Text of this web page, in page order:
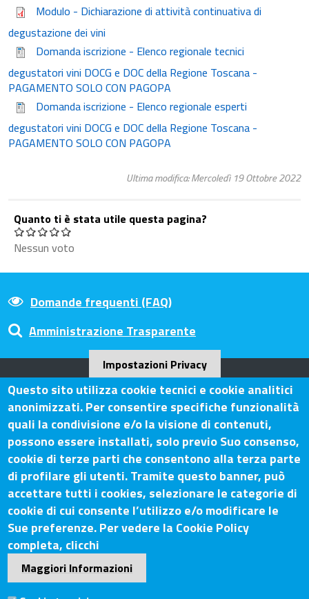
Modulo - Dichiarazione di attività continuativa di
degustazione dei vini
Domanda iscrizione - Elenco regionale tecnici
degustatori vini DOCG e DOC della Regione Toscana -
PAGAMENTO SOLO CON PAGOPA
Domanda iscrizione - Elenco regionale esperti
degustatori vini DOCG e DOC della Regione Toscana -
PAGAMENTO SOLO CON PAGOPA
Ultima modifica: Mercoledì 19 Ottobre 2022
Quanto ti è stata utile questa pagina?
Nessun voto
Domande frequenti (FAQ)
Amministrazione Trasparente
Camera di Commercio Arezzo-
Siena
Contatti
Sede Legale: Via Lazzaro Spallanzani, 25 – 52100 Arezzo
Sede Secondaria: Piazza Giacomo Matteotti, 30 - 53100
Siena
Tel. Sede Legale: 0575/3030
Tel. Sede Secondaria: 0577/202511
Impostazioni Privacy
Questo sito utilizza cookie tecnici e cookie analitici
anonimizzati. Per consentire specifiche funzionalità
quali la condivisione e/o la visione di contenuti,
possono essere installati, solo previo Suo consenso,
cookie di terze parti che consentono alla terza parte
di profilare gli utenti. Tramite questo banner, può
accettare tutti i cookies, selezionare le categorie di
cookie di cui consente l’utilizzo e/o modificare le
Sue preferenze. Per vedere la Cookie Policy
completa, clicchi
Maggiori Informazioni